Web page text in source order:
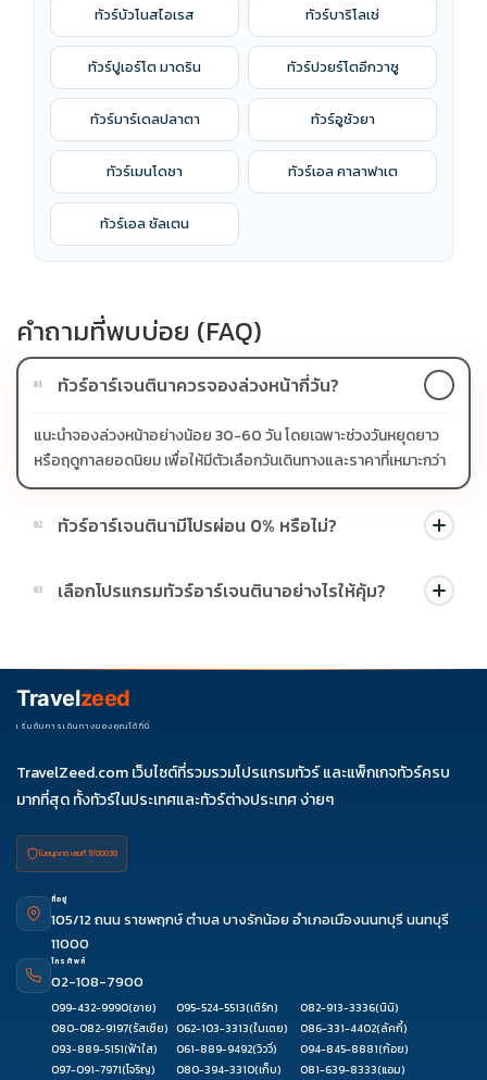
ทัวร์บัวโนสไอเรส ทัวร์บาริโลเช่
ทัวร์ปูเอร์โต มาดริน ทัวร์ปวยร์โตอีกวาซู
ทัวร์มาร์เดลปลาตา ทัวร์อูชัวยา
ทัวร์เมนโดซา ทัวร์เอล คาลาฟาเต
ทัวร์เอล ชัลเตน
คำถามที่พบบ่อย (FAQ)
01 ทัวร์อาร์เจนตินาควรจองล่วงหน้ากี่วัน?
แนะนำจองล่วงหน้าอย่างน้อย 30-60 วัน โดยเฉพาะช่วงวันหยุดยาว
หรือฤดูกาลยอดนิยม เพื่อให้มีตัวเลือกวันเดินทางและราคาที่เหมาะกว่า
02 ทัวร์อาร์เจนตินามีโปรผ่อน 0% หรือไม่?
บางโปรแกรมมีโปรผ่อน 0% หรือโปรโมชั่นบัตรเครดิตตามเงื่อนไขที่
บริษัทกำหนด สามารถดูสัญลักษณ์โปรโมชั่นในรายการทัวร์แต่ละ
03 เลือกโปรแกรมทัวร์อาร์เจนตินาอย่างไรให้คุ้ม?
ช่วงราคา ไม่ควรเทียบจากราคาต่ำสุดเพียงอย่างเดียว
Travelzeed
เริ่มต้นการเดินทางของคุณได้ที่นี่
TravelZeed.com เว็บไซต์ที่รวมรวมโปรแกรมทัวร์ และแพ็กเกจทัวร์ครบ
มากที่สุด ทั้งทัวร์ในประเทศและทัวร์ต่างประเทศ ง่ายๆ
ใบอนุญาต เลขที่ 11/08038
ที่อยู่
105/12 ถนน ราชพฤกษ์ ตำบล บางรักน้อย อำเภอเมืองนนทบุรี นนทบุรี
11000
โทรศัพท์
02-108-7900
099-432-9990(อาย) 095-524-5513(เติร์ก) 082-913-3336(นินิ)
080-082-9197(รัสเซีย) 062-103-3313(ใบเตย) 086-331-4402(ลัคกี้)
093-889-5151(ฟ้าใส) 061-889-9492(วิววี่) 094-845-8881(ก้อย)
097-091-7971(โจริญ) 080-394-3310(เก็บ) 081-639-8333(แอม)